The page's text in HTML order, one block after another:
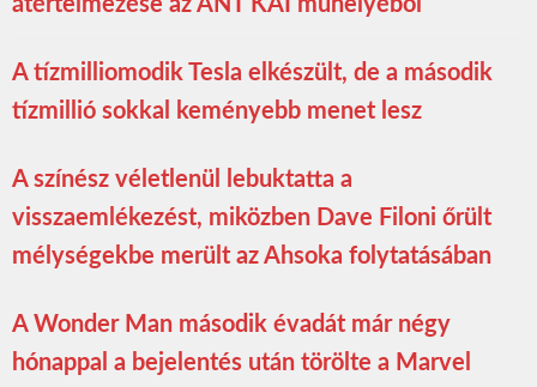
átértelmezése az ANT KAI műhelyéből
A tízmilliomodik Tesla elkészült, de a második
tízmillió sokkal keményebb menet lesz
A színész véletlenül lebuktatta a
visszaemlékezést, miközben Dave Filoni őrült
mélységekbe merült az Ahsoka folytatásában
A Wonder Man második évadát már négy
hónappal a bejelentés után törölte a Marvel